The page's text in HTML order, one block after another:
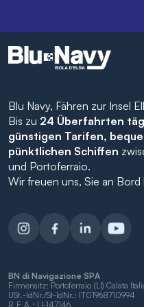
Blu Navy, Fähren zur Insel
Bis zu 24 Überfahrten
günstigen Tarifen,
pünktlichen Schiffen
und Portoferraio.
Wir freuen uns, Sie an
BN di Navigazione SPA
Firmensitz: Portoferraio (LI) Calata
USt.-IdNr./St-IdNr.: IT01968710994
R.E.A.: LI-147146